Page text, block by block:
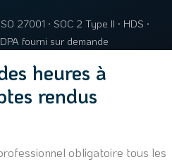
27001 · SOC 2 Type II · HDS ·
fourni sur demande
heures à
rendus
obligatoire tous les